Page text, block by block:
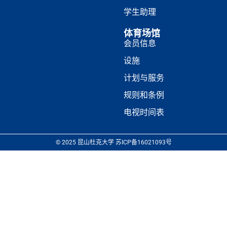
学生助理
体育场馆
会员信息
设施
计划与服务
规则和条例
电视时间表
© 2025 昆山杜克大学 苏ICP备16021093号